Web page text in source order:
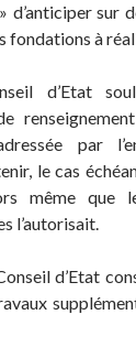
d’anticiper sur
fondations à
d’Etat
par
le cas
même que
l’autorisait.
d’Etat